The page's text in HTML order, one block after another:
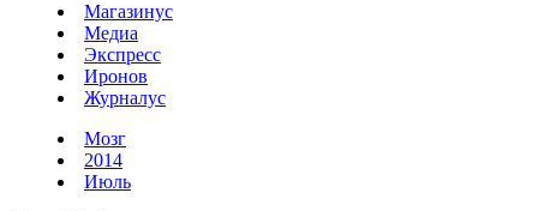
Магазинус
Медиа
Экспресс
Иронов
Журналус
Мозг
2014
Июль